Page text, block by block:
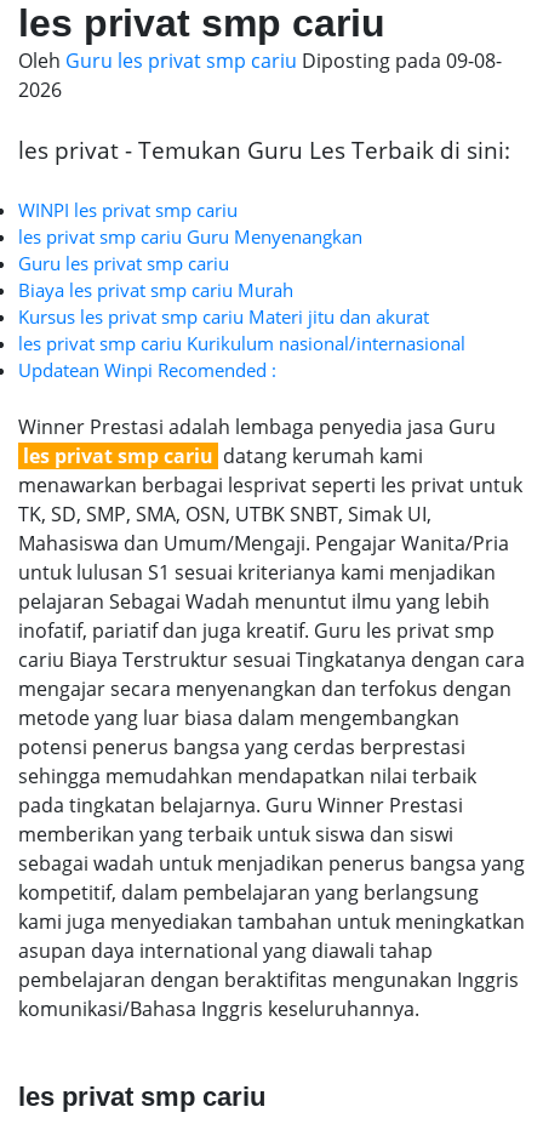
les privat smp cariu
Oleh Guru les privat smp cariu Diposting pada 09-08-
2026
les privat - Temukan Guru Les Terbaik di sini:
WINPI les privat smp cariu
les privat smp cariu Guru Menyenangkan
Guru les privat smp cariu
Biaya les privat smp cariu Murah
Kursus les privat smp cariu Materi jitu dan akurat
les privat smp cariu Kurikulum nasional/internasional
Updatean Winpi Recomended :
Winner Prestasi adalah lembaga penyedia jasa Guru
les privat smp cariu datang kerumah kami
menawarkan berbagai lesprivat seperti les privat untuk
TK, SD, SMP, SMA, OSN, UTBK SNBT, Simak UI,
Mahasiswa dan Umum/Mengaji. Pengajar Wanita/Pria
untuk lulusan S1 sesuai kriterianya kami menjadikan
pelajaran Sebagai Wadah menuntut ilmu yang lebih
inofatif, pariatif dan juga kreatif. Guru les privat smp
cariu Biaya Terstruktur sesuai Tingkatanya dengan cara
mengajar secara menyenangkan dan terfokus dengan
metode yang luar biasa dalam mengembangkan
potensi penerus bangsa yang cerdas berprestasi
sehingga memudahkan mendapatkan nilai terbaik
pada tingkatan belajarnya. Guru Winner Prestasi
memberikan yang terbaik untuk siswa dan siswi
sebagai wadah untuk menjadikan penerus bangsa yang
kompetitif, dalam pembelajaran yang berlangsung
kami juga menyediakan tambahan untuk meningkatkan
asupan daya international yang diawali tahap
pembelajaran dengan beraktifitas mengunakan Inggris
komunikasi/Bahasa Inggris keseluruhannya.
les privat smp cariu